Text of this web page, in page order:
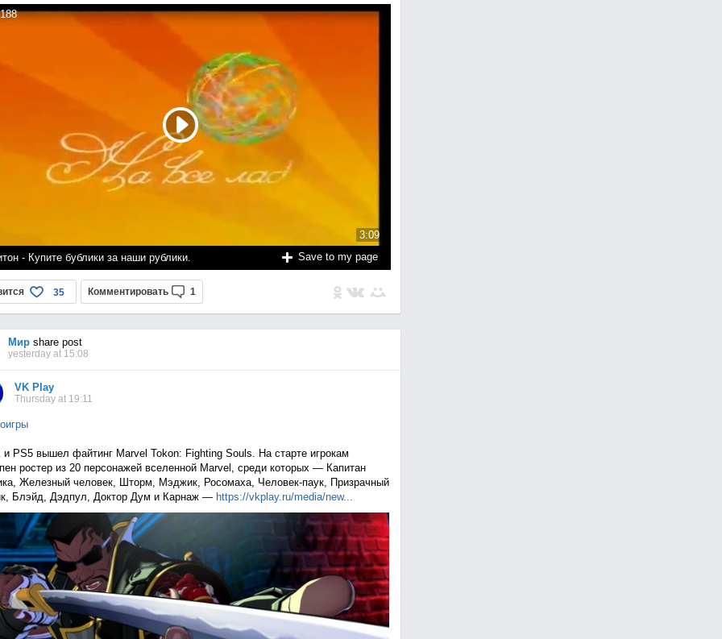
3:09
188
- Купите бублики за наши рублики. Save to my page
35 Комментировать 1
Мирshare post
yesterday at 15:08
VK Play
Thursday at 19:11
PS5 вышел файтинг Marvel Tokon: Fighting Souls. На старте игрокам
ростер из 20 персонажей вселенной Marvel, среди которых — Капитан
Железный человек, Шторм, Мэджик, Росомаха, Человек-паук, Призрачный
Блэйд, Дэдпул, Доктор Дум и Карнаж — https://vkplay.ru/media/new...